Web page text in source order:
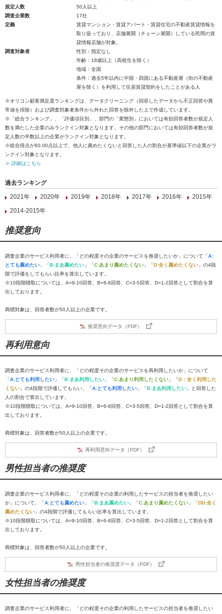
規定人数
50人以上
調査企業数
17社
定義
賃貸マンション・賃貸アパート・賃貸住宅の不動産賃貸情報を
取り扱っており、店舗展開（チェーン展開）している民間の賃
貸情報店舗が対象。
調査対象者
性別：指定なし
年齢：18歳以上（高校生を除く）
地域：全国
条件：過去5年以内に中国・四国にある不動産屋（街の不動産
屋を除く）を利用して住居賃貸契約をしたことがある人
※オリコン顧客満足度ランキングは、データクリーニング（回収したデータから不正回答や異
常値を排除）および調査対象者条件から外れた回答を除外した上で作成しています。
※「総合ランキング」、「評価項目別」、部門の「業態別」においては有効回答者数が規定人
数を満たした企業のみランクイン対象となります。その他の部門においては有効回答者数が規
定人数の半数以上の企業がランクイン対象となります。
※総合得点が60.00点以上で、他人に薦めたくないと回答した人の割合が基準値以下の企業がラ
ンクイン対象となります。
≫ 詳細はこちら
過去ランキング
2021年
2020年 2019年 2018年 2017年 2016年
2015年
2014-2015年
推奨意向
調査企業のサービス利用者に、「どの程度その企業のサービスを推奨したいか」について「A:
とても薦めたい 」「B:まあ薦めたい 」「C:あまり薦めたくない 」「D:全く薦めたくない 」の4段
階で評価をしてもらい比率を算出しています。
※10段階聴取については、A=9-10回答、B=6-8回答、C=3-5回答、D=1-2回答として割合を算
出しております。
商標対象は、回答者数が50人以上の企業です。
推奨意向データ（PDF）
再利用意向
調査企業のサービス利用者に、「どの程度その企業のサービスを再利用したいか」について
「A:とても利用したい 」「B:まあ利用したい 」「C:あまり利用したくない 」「D：全く利用した
くない 」の4段階で評価してもらい、「A:とても利用したい 」「B:まあ利用したい 」と回答した
人の割合で算出しています。
※10段階聴取については、A=9-10回答、B=6-8回答、C=3-5回答、D=1-2回答として割合を算
出しております。
商標対象は、回答者数が50人以上の企業です。
再利用意向データ（PDF）
男性担当者の推奨度
調査企業のサービス利用者に、「どの程度その企業の利用したサービスの担当者を推奨したい
か」について、「A:とても薦めたい 」「B:まあ薦めたい 」「C:あまり薦めたくない 」「DD:全く
薦めたくない 」の4段階で評価してもらい比率を算出しています。
※10段階聴取については、A=9-10回答、B=6-8回答、C=3-5回答、D=1-2回答として割合を算
出しております。
商標対象は、回答者数が50人以上の企業です。
男性担当者の推奨度データ（PDF）
女性担当者の推奨度
調査企業のサービス利用者に、「どの程度その企業の利用したサービスの担当者を推奨したい